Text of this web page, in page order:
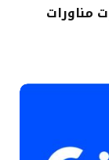
مناورات